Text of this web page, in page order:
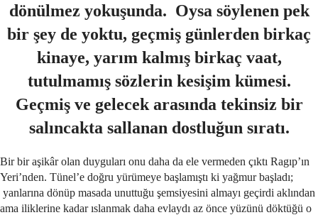
dönülmez yokuşunda. Oysa söylenen pek
bir şey de yoktu, geçmiş günlerden birkaç
kinaye, yarım kalmış birkaç vaat,
tutulmamış sözlerin kesişim kümesi.
Geçmiş ve gelecek arasında tekinsiz bir
salıncakta sallanan dostluğun sıratı.
Bir bir aşikâr olan duyguları onu daha da ele vermeden çıktı Ragıp’ın
Yeri’nden. Tünel’e doğru yürümeye başlamıştı ki yağmur başladı;
yanlarına dönüp masada unuttuğu şemsiyesini almayı geçirdi aklından
ama iliklerine kadar ıslanmak daha evlaydı az önce yüzünü döktüğü o